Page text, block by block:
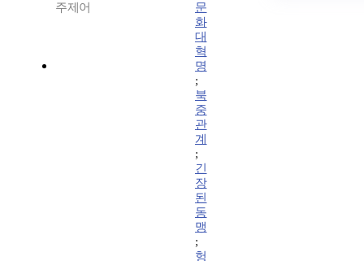
주제어
문
화
대
혁
명
;
북
중
관
계
;
긴
장
된
동
맹
;
헝